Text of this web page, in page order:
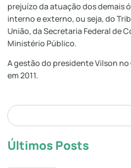
prejuízo da atuação dos demais
interno e externo, ou seja, do
União, da Secretaria Federal de
Ministério Público.
A gestão do presidente Vilson no
em 2011.
Últimos Posts